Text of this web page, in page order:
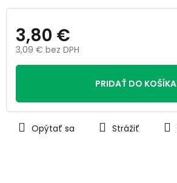
3,80 €
3,09 € bez DPH
Jednotková
PRIDAŤ DO KOŠÍKA
Opýtať sa Strážiť